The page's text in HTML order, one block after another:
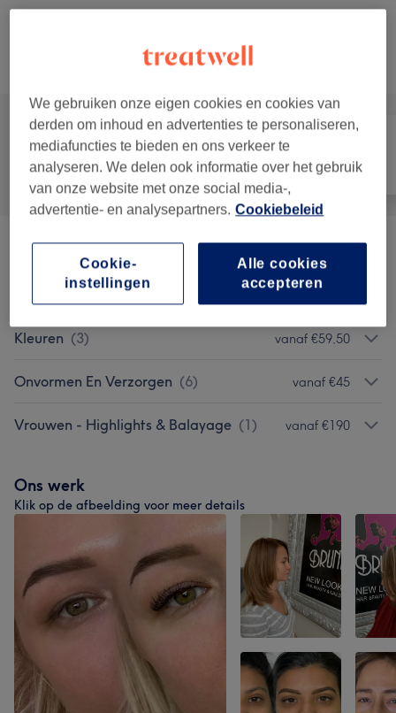
Alle behandelingen
Alle Haar Ontharen
Kleuren (3) vanaf €59,50
Onvormen En Verzorgen (6) vanaf €45
Vrouwen - Highlights & Balayage (1) vanaf €190
Ons werk
Klik op de afbeelding voor meer details
We gebruiken onze eigen cookies en cookies van
derden om inhoud en advertenties te personaliseren,
mediafuncties te bieden en ons verkeer te
analyseren. We delen ook informatie over het gebruik
van onze website met onze social media-,
advertentie- en analysepartners. Cookiebeleid
Alle cookies
accepteren
Cookie-
instellingen